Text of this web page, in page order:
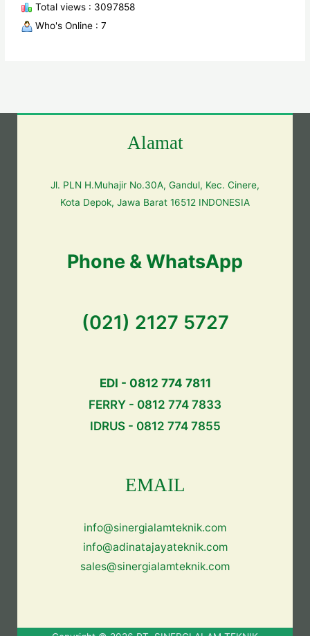
Total views : 3097858
Who's Online : 7
Alamat
Jl. PLN H.Muhajir No.30A, Gandul, Kec. Cinere,
Kota Depok, Jawa Barat 16512 INDONESIA
Phone & WhatsApp
(021) 2127 5727
EDI - 0812 774 7811
FERRY - 0812 774 7833
IDRUS - 0812 774 7855
EMAIL
info@sinergialamteknik.com
info@adinatajayateknik.com
sales@sinergialamteknik.com